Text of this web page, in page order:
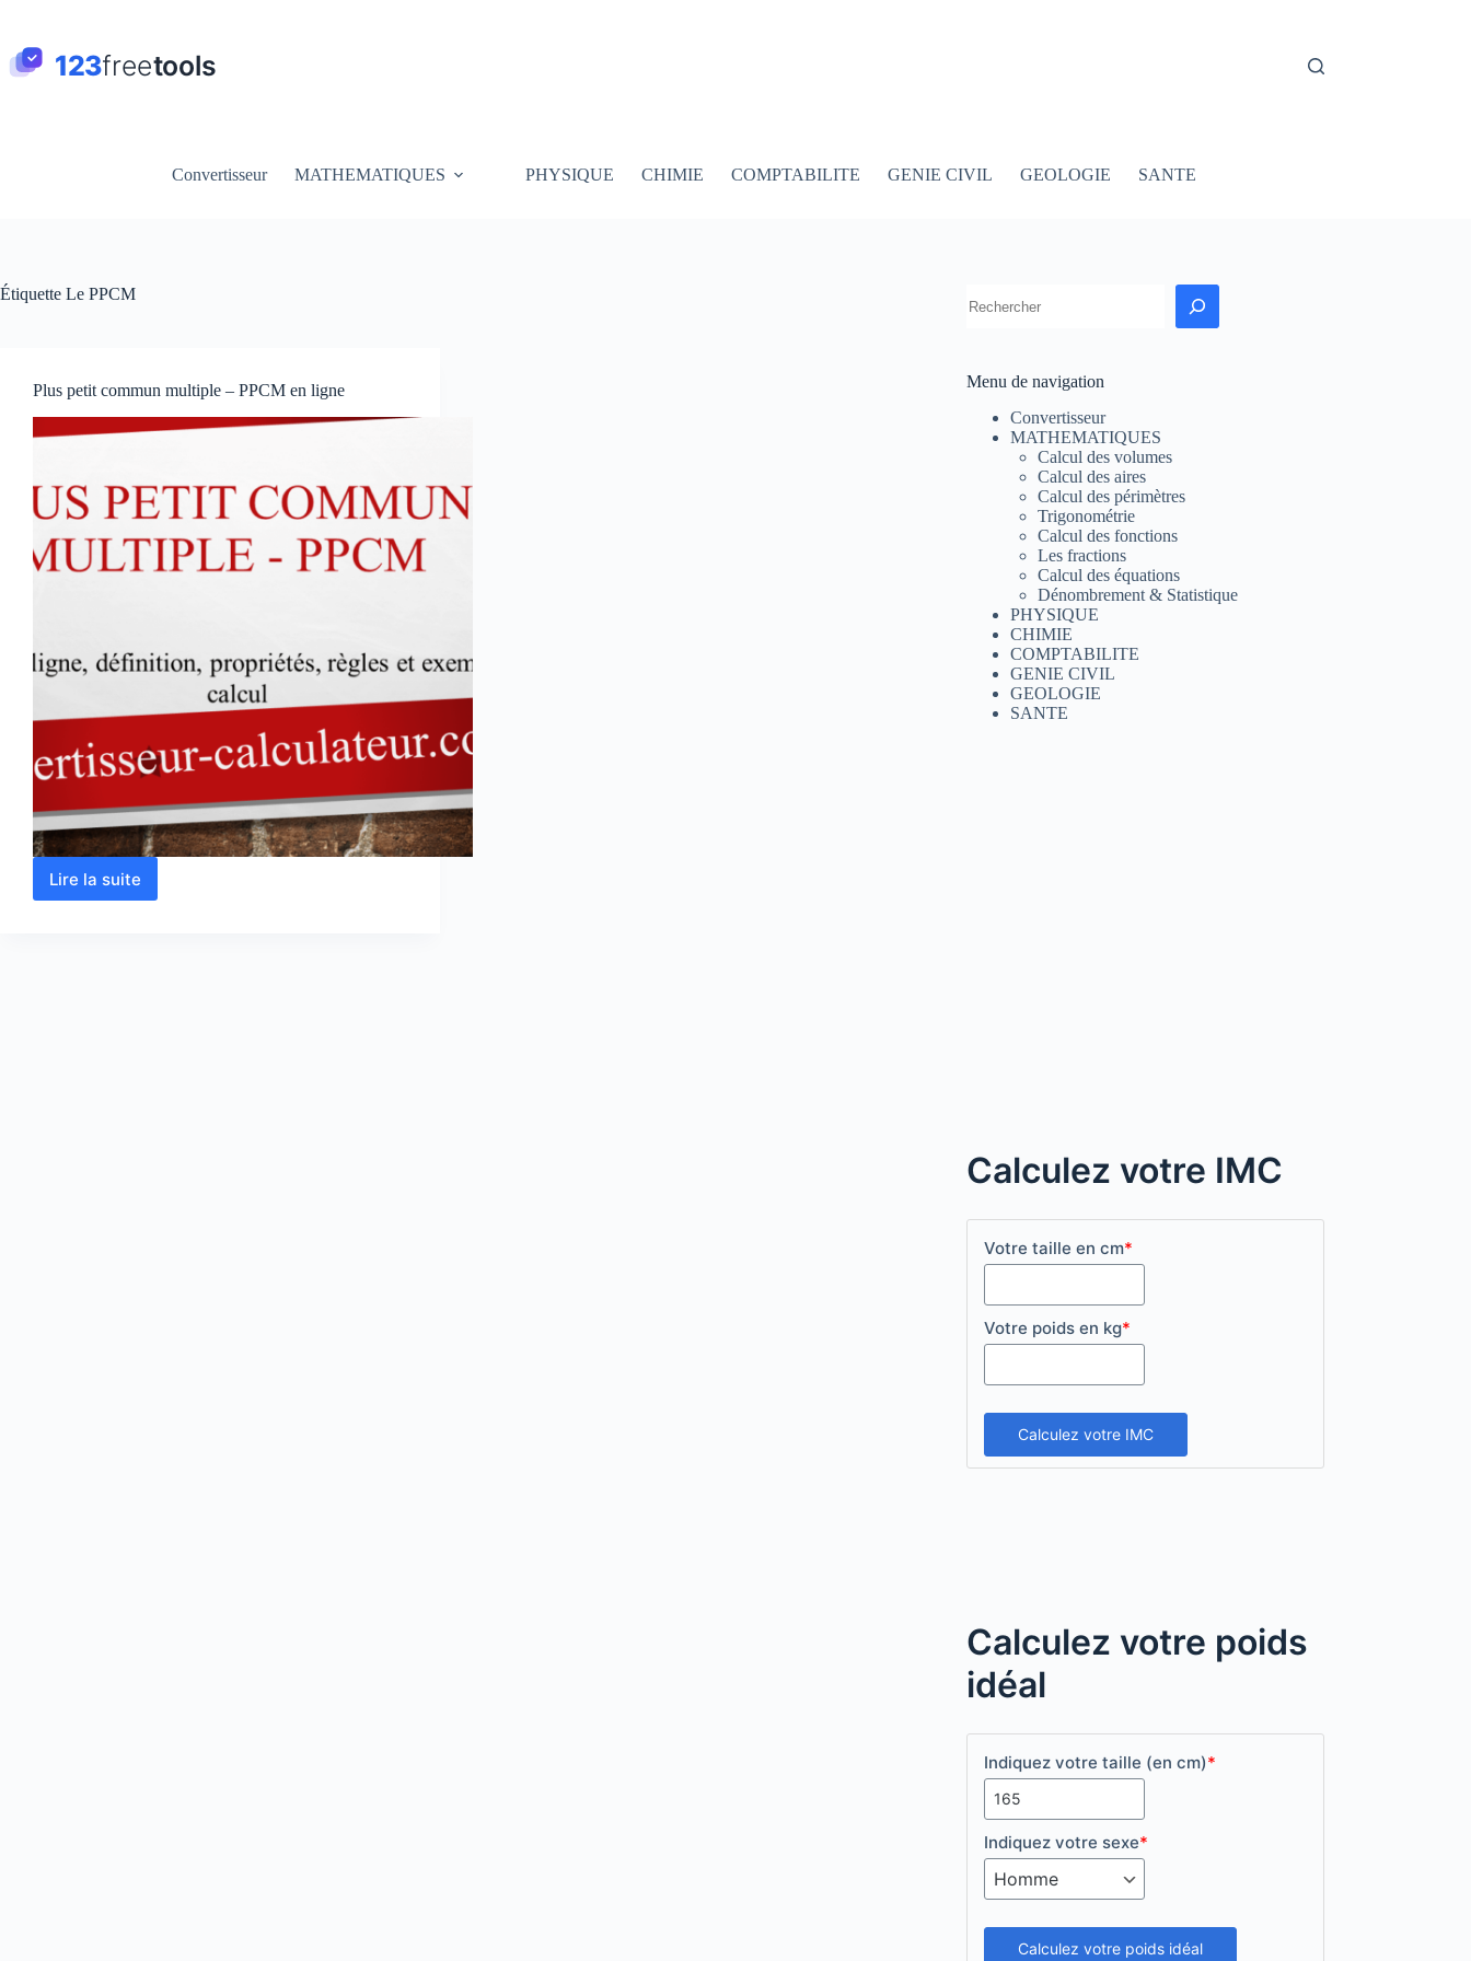
contenu
Convertisseur MATHEMATIQUES PHYSIQUE CHIMIE COMPTABILITE GENIE CIVIL GEOLOGIE SANTE
Étiquette Le PPCM
Plus petit commun multiple – PPCM en ligne
Lire la suite
Plus
Menu de navigation
Convertisseur
MATHEMATIQUES
Calcul des volumes
Calcul des aires
Calcul des périmètres
Trigonométrie
Calcul des fonctions
Les fractions
Calcul des équations
Dénombrement & Statistique
PHYSIQUE
CHIMIE
COMPTABILITE
GENIE CIVIL
GEOLOGIE
SANTE
Calculez votre IMC
Votre taille en cm*
Votre poids en kg*
Calculez votre IMC
Calculez votre poids
idéal
Indiquez votre taille (en cm)*
Indiquez votre sexe*
Calculez votre poids idéal